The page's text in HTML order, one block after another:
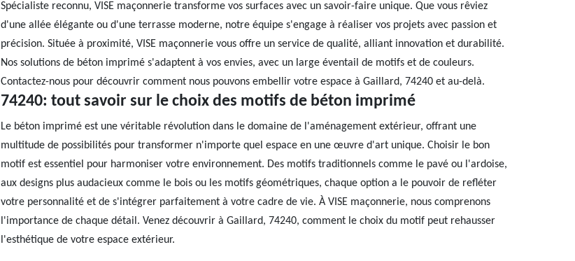
Spécialiste reconnu, VISE maçonnerie transforme vos surfaces avec un savoir-faire unique. Que vous rêviez
d'une allée élégante ou d'une terrasse moderne, notre équipe s'engage à réaliser vos projets avec passion et
précision. Située à proximité, VISE maçonnerie vous offre un service de qualité, alliant innovation et durabilité.
Nos solutions de béton imprimé s'adaptent à vos envies, avec un large éventail de motifs et de couleurs.
Contactez-nous pour découvrir comment nous pouvons embellir votre espace à Gaillard, 74240 et au-delà.
74240: tout savoir sur le choix des motifs de béton imprimé
Le béton imprimé est une véritable révolution dans le domaine de l'aménagement extérieur, offrant une
multitude de possibilités pour transformer n'importe quel espace en une œuvre d'art unique. Choisir le bon
motif est essentiel pour harmoniser votre environnement. Des motifs traditionnels comme le pavé ou l'ardoise,
aux designs plus audacieux comme le bois ou les motifs géométriques, chaque option a le pouvoir de refléter
votre personnalité et de s'intégrer parfaitement à votre cadre de vie. À VISE maçonnerie, nous comprenons
l'importance de chaque détail. Venez découvrir à Gaillard, 74240, comment le choix du motif peut rehausser
l'esthétique de votre espace extérieur.